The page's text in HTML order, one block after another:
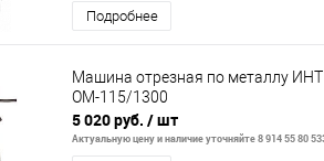
Подробнее
Машина отрезная по металлу
ОМ-115/1300
5 020 руб. / шт
Актуальную цену и наличие уточняйте 8 914 55 80